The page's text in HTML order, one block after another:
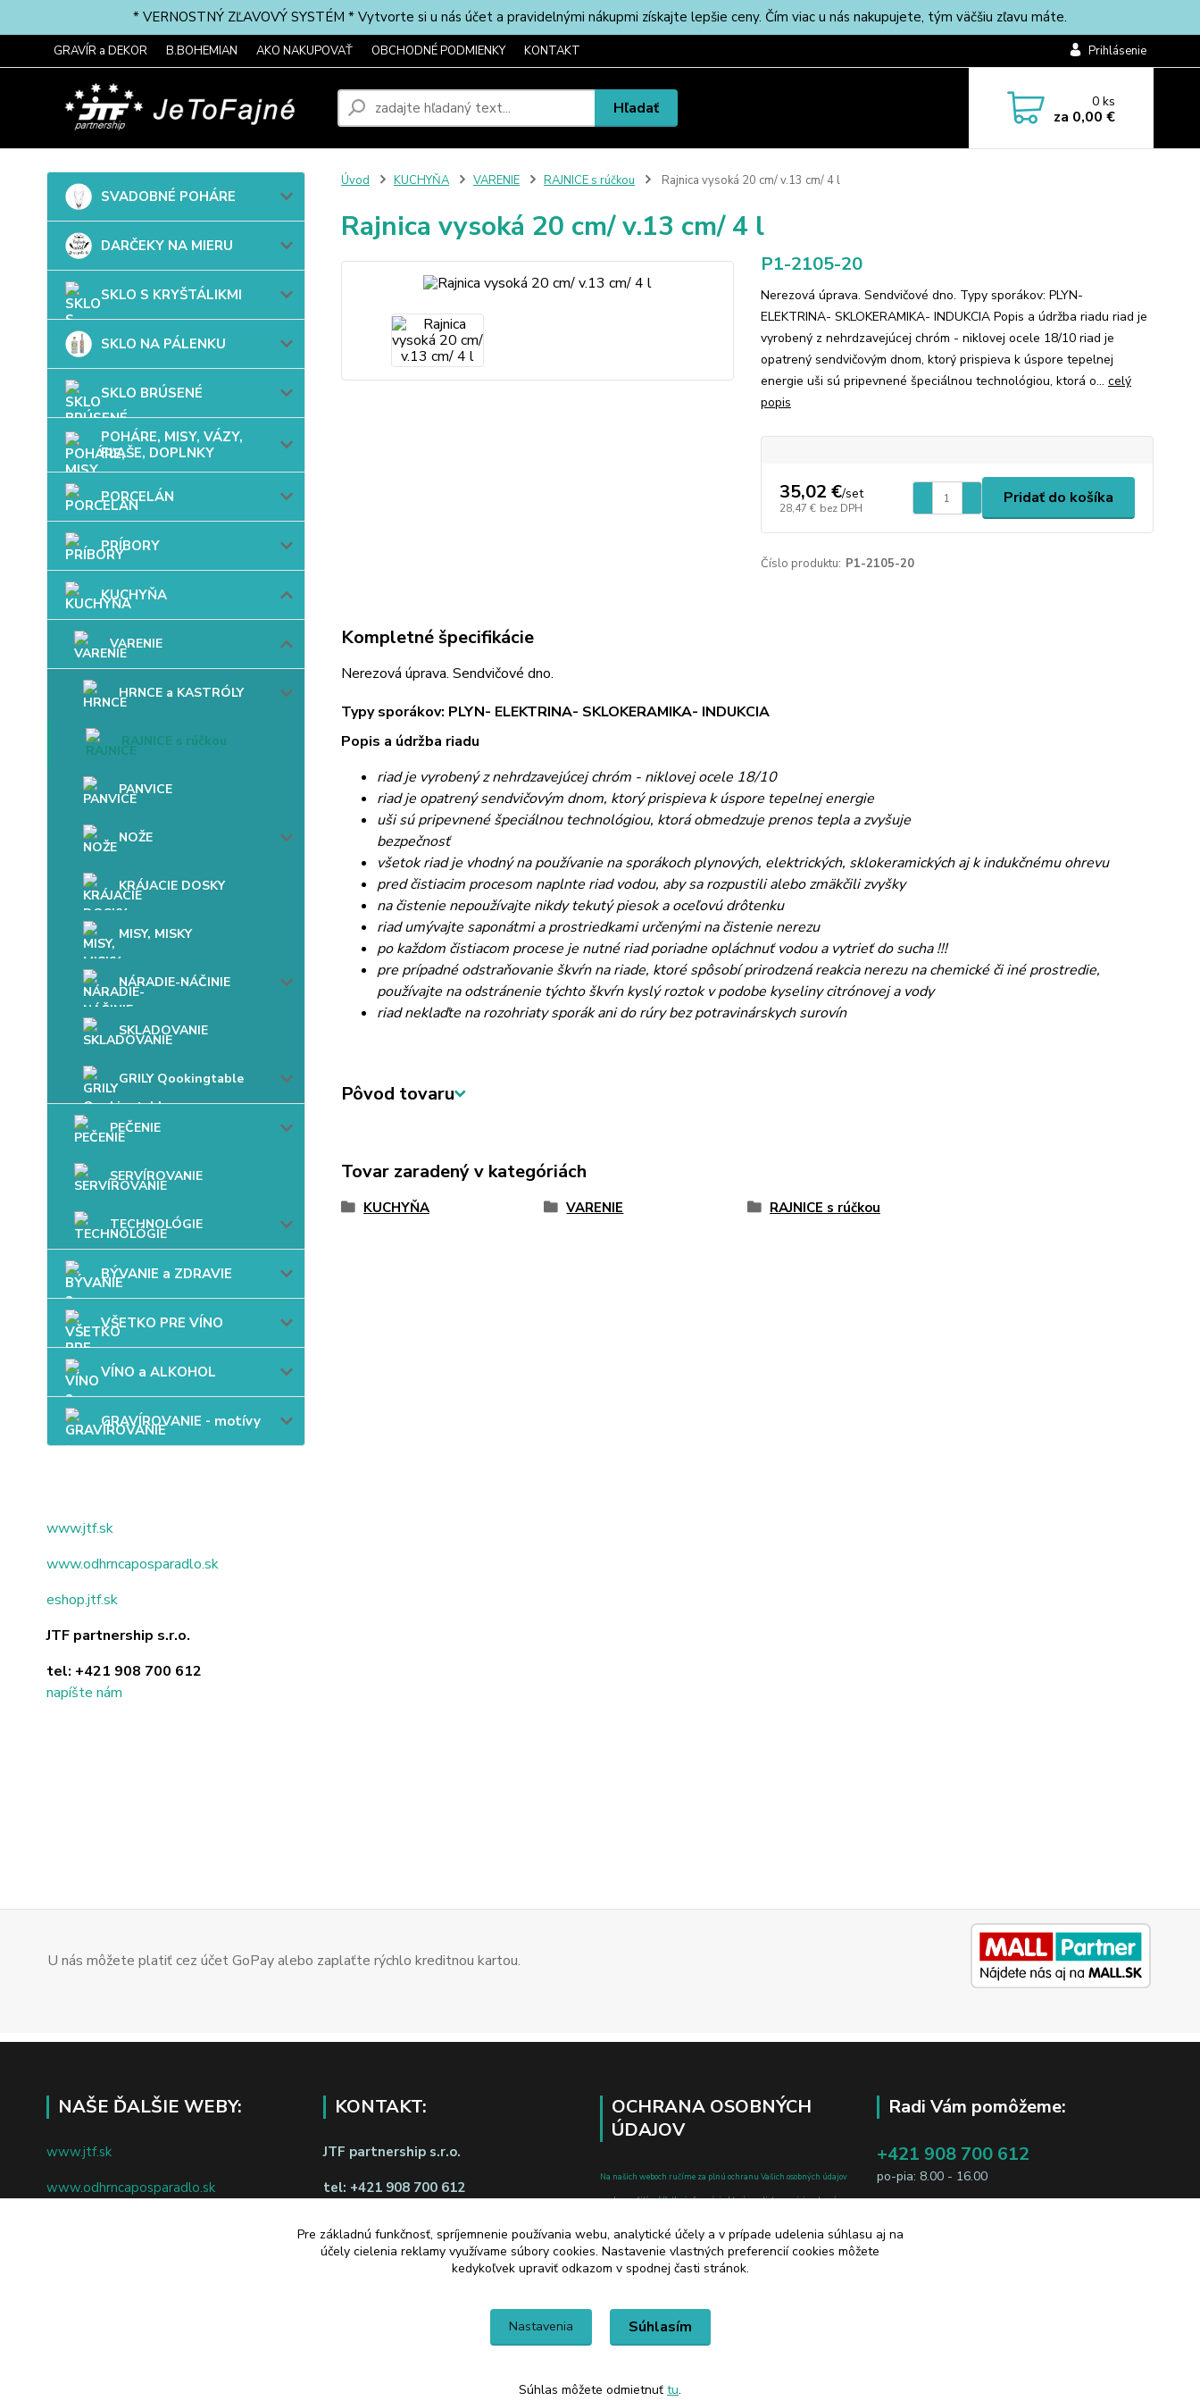
* VERNOSTNÝ ZĽAVOVÝ SYSTÉM * Vytvorte si u nás účet a pravidelnými nákupmi získajte lepšie ceny. Čím viac u nás nakupujete, tým väčšiu zľavu máte.
GRAVÍR a DEKOR B.BOHEMIAN AKO NAKUPOVAŤ OBCHODNÉ PODMIENKY KONTAKT Prihlásenie
Hľadať 0ks
za 0,00 €
SVADOBNÉ POHÁRE
DARČEKY NA MIERU
SKLO S KRYŠTÁLIKMI
SKLO NA PÁLENKU
SKLO BRÚSENÉ
POHÁRE, MISY, VÁZY,
FĽAŠE, DOPLNKY
PORCELÁN
PRÍBORY
KUCHYŇA
VARENIE
HRNCE a KASTRÓLY
RAJNICE s rúčkou
PANVICE
NOŽE
KRÁJACIE DOSKY
MISY, MISKY
NÁRADIE-NÁČINIE
SKLADOVANIE
GRILY Qookingtable
PEČENIE
SERVÍROVANIE
TECHNOLÓGIE
BÝVANIE a ZDRAVIE
VŠETKO PRE VÍNO
VÍNO a ALKOHOL
GRAVÍROVANIE - motívy
www.jtf.sk
www.odhrncaposparadlo.sk
eshop.jtf.sk
JTF partnership s.r.o.
tel: +421 908 700 612
napíšte nám
Úvod KUCHYŇA VARENIE RAJNICE s rúčkou Rajnica vysoká 20 cm/ v.13 cm/ 4 l
Rajnica vysoká 20 cm/ v.13 cm/ 4 l
P1-2105-20
Nerezová úprava. Sendvičové dno. Typy sporákov: PLYN-
ELEKTRINA- SKLOKERAMIKA- INDUKCIA Popis a údržba riadu riad je
vyrobený z nehrdzavejúcej chróm - niklovej ocele 18/10 riad je
opatrený sendvičovým dnom, ktorý prispieva k úspore tepelnej
energie uši sú pripevnené špeciálnou technológiou, ktorá o... celý
popis
35,02 €/set
28,47 € bez DPH
Pridať do košíka
Číslo produktu: P1-2105-20
Kompletné špecifikácie
Nerezová úprava. Sendvičové dno.
Typy sporákov: PLYN- ELEKTRINA- SKLOKERAMIKA- INDUKCIA
Popis a údržba riadu
riad je vyrobený z nehrdzavejúcej chróm - niklovej ocele 18/10
riad je opatrený sendvičovým dnom, ktorý prispieva k úspore tepelnej energie
uši sú pripevnené špeciálnou technológiou, ktorá obmedzuje prenos tepla a zvyšuje
bezpečnosť
všetok riad je vhodný na používanie na sporákoch plynových, elektrických, sklokeramických aj k indukčnému ohrevu
pred čistiacim procesom naplnte riad vodou, aby sa rozpustili alebo zmäkčili zvyšky
na čistenie nepoužívajte nikdy tekutý piesok a oceľovú drôtenku
riad umývajte saponátmi a prostriedkami určenými na čistenie nerezu
po každom čistiacom procese je nutné riad poriadne opláchnuť vodou a vytrieť do sucha !!!
pre prípadné odstraňovanie škvŕn na riade, ktoré spôsobí prirodzená reakcia nerezu na chemické či iné prostredie,
používajte na odstránenie týchto škvŕn kyslý roztok v podobe kyseliny citrónovej a vody
riad neklaďte na rozohriaty sporák ani do rúry bez potravinárskych surovín
Pôvod tovaru
Tovar zaradený v kategóriách
KUCHYŇA VARENIE RAJNICE s rúčkou
U nás môžete platiť cez účet GoPay alebo zaplaťte rýchlo kreditnou kartou.
NAŠE ĎALŠIE WEBY:
www.jtf.sk
www.odhrncaposparadlo.sk
KONTAKT:
JTF partnership s.r.o.
tel: +421 908 700 612
napíšte nám
Odstúpiť od zmluvy tu
OCHRANA OSOBNÝCH
ÚDAJOV
Na našich weboch ručíme za plnú ochranu Vašich osobných údajov
pred zneužitím. Všetky informácie, ktoré uvediete o svojej osobe, sú
a o zmene a doplnení niektorých zákonov.
Radi Vám pomôžeme:
+421 908 700 612
po-pia: 8.00 - 16.00
Pre základnú funkčnosť, spríjemnenie používania webu, analytické účely a v prípade udelenia súhlasu aj na
účely cielenia reklamy využívame súbory cookies. Nastavenie vlastných preferencií cookies môžete
kedykoľvek upraviť odkazom v spodnej časti stránok.
Nastavenia Súhlasím
Súhlas môžete odmietnuť tu.